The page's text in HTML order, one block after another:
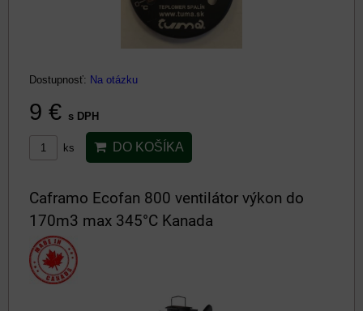
Dostupnosť: Na otázku
9 € s DPH
ks DO KOŠÍKA
Caframo Ecofan 800 ventilátor výkon do
170m3 max 345°C Kanada